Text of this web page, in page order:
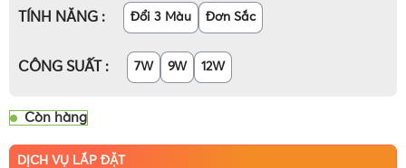
TÍNH NĂNG Đổi 3 Màu Đơn Sắc
CÔNG SUẤT 7W 9W 12W
Còn hàng
DỊCH VỤ LẮP ĐẶT